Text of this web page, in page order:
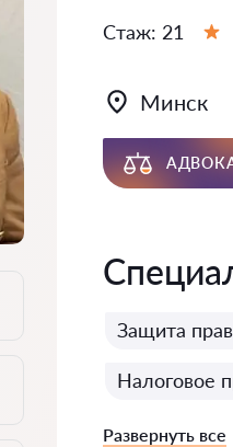
Стаж: 21
Минск
Защита
Налоговое
Развернуть все